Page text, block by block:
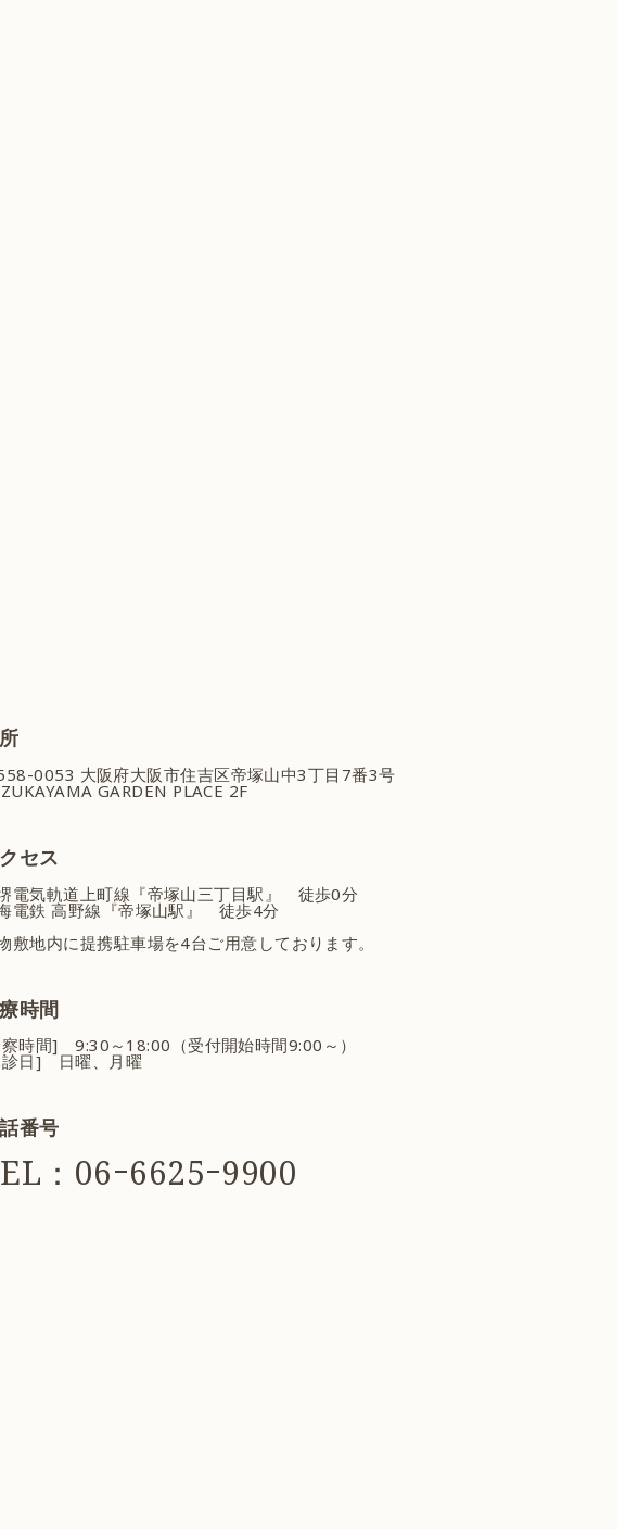
0053 大阪府大阪市住吉区帝塚山中3丁目7番3号
GARDEN PLACE 2F
セス
電気軌道上町線『帝塚山三丁目駅』 徒歩0分
電鉄 高野線『帝塚山駅』 徒歩4分
敷地内に提携駐車場を4台ご用意しております。
時間
時間] 9:30～18:00（受付開始時間9:00～）
日] 日曜、月曜
番号
：06ｰ6625ｰ9900